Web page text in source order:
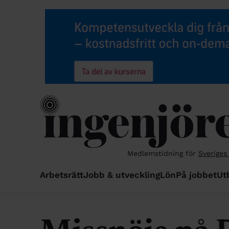
Medlemstidning för
ArbetsrättJobb & utvecklingLönPå jobbet